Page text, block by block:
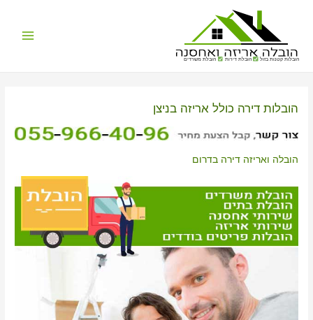
הובלות קטנות בזול הובלת דירות הובלת משרדים
הובלות דירה כולל אריזה בניצן
הובלה ואריזה דירה בדרום